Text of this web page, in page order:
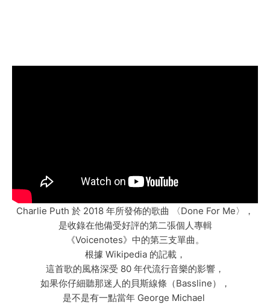
Charlie Puth 於 2018 年所發佈的歌曲 〈Done For Me〉，
是收錄在他備受好評的第二張個人專輯
《Voicenotes》中的第三支單曲。
根據 Wikipedia 的記載，
這首歌的風格深受 80 年代流行音樂的影響，
如果你仔細聽那迷人的貝斯線條（Bassline），
是不是有一點當年 George Michael